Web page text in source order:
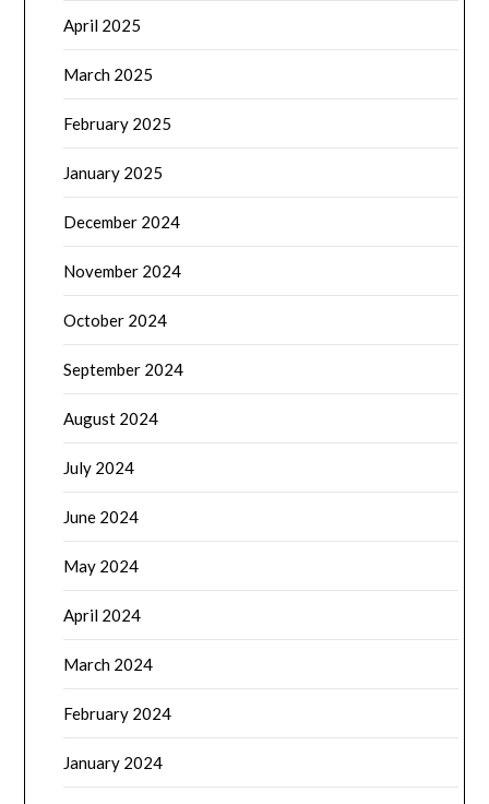
April 2025
March 2025
February 2025
January 2025
December 2024
November 2024
October 2024
September 2024
August 2024
July 2024
June 2024
May 2024
April 2024
March 2024
February 2024
January 2024